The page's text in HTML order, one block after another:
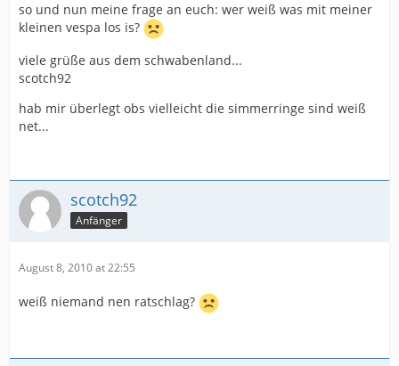
so und nun meine frage an euch: wer weiß was mit meiner
kleinen vespa los is?
viele grüße aus dem schwabenland...
scotch92
hab mir überlegt obs vielleicht die simmerringe sind weiß
net...
scotch92
Anfänger
August 8, 2010 at 22:55
weiß niemand nen ratschlag?